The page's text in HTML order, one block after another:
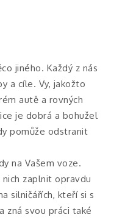
jiného. Každý z nás
a cíle. Vy, jakožto
autě a rovných
je dobrá a bohužel
pomůže odstranit
na Vašem voze.
zaplnit opravdu
silničářích, kteří si s
zná svou práci také